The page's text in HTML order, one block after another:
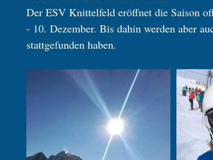
Der ESV Knittelfeld eröffnet die Saison
- 10. Dezember. Bis dahin werden aber
stattgefunden haben.